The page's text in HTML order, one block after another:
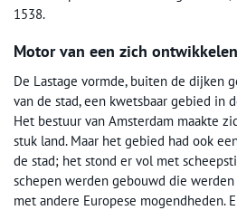
1538.
Motor van een zich
De Lastage vormde, buiten de dijken
van de stad, een kwetsbaar gebied in
Het bestuur van Amsterdam maakte
stuk land. Maar het gebied had ook
de stad; het stond er vol met
schepen werden gebouwd die
met andere Europese mogendheden.